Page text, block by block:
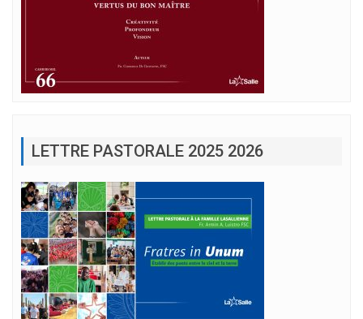
LETTRE PASTORALE 2025 2026